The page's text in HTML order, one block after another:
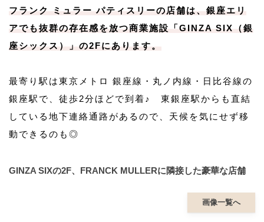
フランク ミュラー パティスリーの店舗は、銀座エリ
アでも抜群の存在感を放つ商業施設「GINZA SIX（銀
座シックス）」の2Fにあります。
最寄り駅は東京メトロ 銀座線・丸ノ内線・日比谷線の
銀座駅で、徒歩2分ほどで到着♪ 東銀座駅からも直結
している地下連絡通路があるので、天候を気にせず移
動できるのも◎
GINZA SIXの2F、FRANCK MULLERに隣接した豪華な店舗
画像一覧へ